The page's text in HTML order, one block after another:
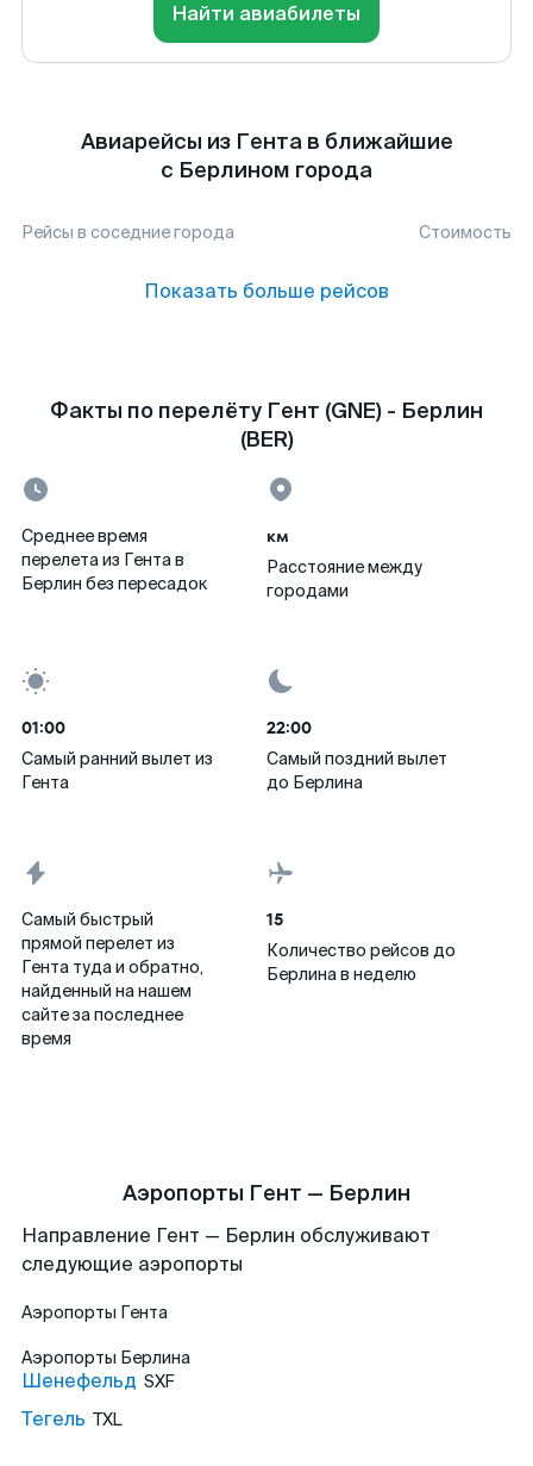
Найти авиабилеты
Авиарейсы из Гента в ближайшие
с Берлином города
Рейсы в соседние города Стоимость
Показать больше рейсов
Факты по перелёту Гент (GNE) - Берлин
(BER)
Среднее время
перелета из Гента в
Берлин без пересадок
км
Расстояние между
городами
01:00
Самый ранний вылет из
Гента
22:00
Самый поздний вылет
до Берлина
Самый быстрый
прямой перелет из
Гента туда и обратно,
найденный на нашем
сайте за последнее
время
15
Количество рейсов до
Берлина в неделю
Аэропорты Гент — Берлин
Направление Гент — Берлин обслуживают
следующие аэропорты
Аэропорты Гента
Аэропорты Берлина
Шенефельд SXF
Тегель TXL